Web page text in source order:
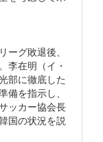
ーグ敗退後、
李在明（イ・
部に徹底した
を指示し、
ッカー協会長
国の状況を説